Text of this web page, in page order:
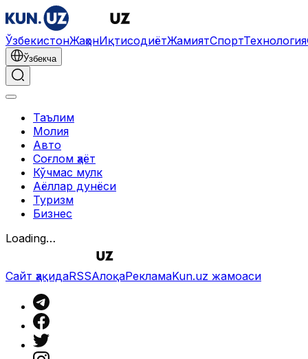
ЎзбекистонЖаҳонИқтисодиётЖамиятСпортТехнология
Ўзбекча
Таълим
Молия
Авто
Соғлом ҳаёт
Кўчмас мулк
Аёллар дунёси
Туризм
Бизнес
Loading…
Сайт ҳақидаRSSАлоқаРекламаKun.uz жамоаси